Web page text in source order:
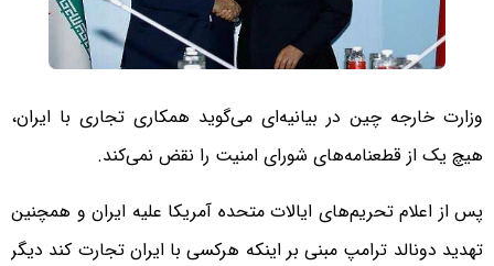
وزارت خارجه چین در بیانیه‌ای می‌گوید همکاری تجاری با ایران،
هیچ یک از قطعنامه‌های شورای امنیت را نقض نمی‌کند.
پس از اعلام تحریم‌های ایالات متحده آمریکا علیه ایران و همچنین
تهدید دونالد ترامپ مبنی بر اینکه هرکسی با ایران تجارت کند دیگر